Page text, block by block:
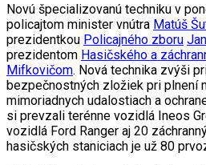
Novú špecializovanú techniku v
policajtom minister vnútra Matúš
prezidentkou Policajného zboru
prezidentom Hasičského a
Mifkovičom. Nová technika zvýši
bezpečnostných zložiek pri plnení
mimoriadnych udalostiach a
si prevzali terénne vozidlá Ineos
vozidlá Ford Ranger aj 20
hasičských staniciach je už 80